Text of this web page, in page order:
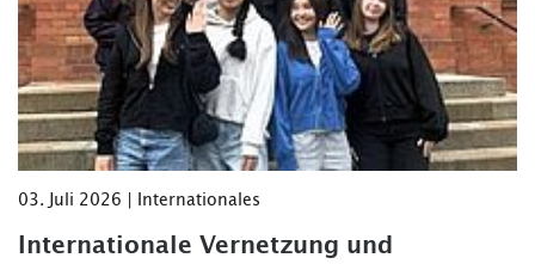
03. Juli 2026 | Internationales
Internationale Vernetzung und